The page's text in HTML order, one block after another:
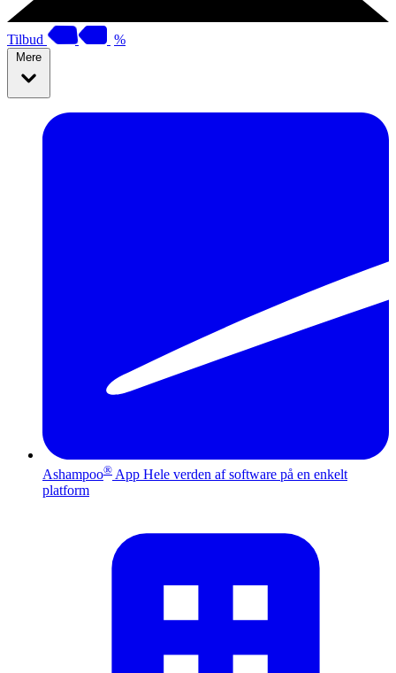
Tilbud %
Mere
Ashampoo® App Hele verden af software på en enkelt
platform